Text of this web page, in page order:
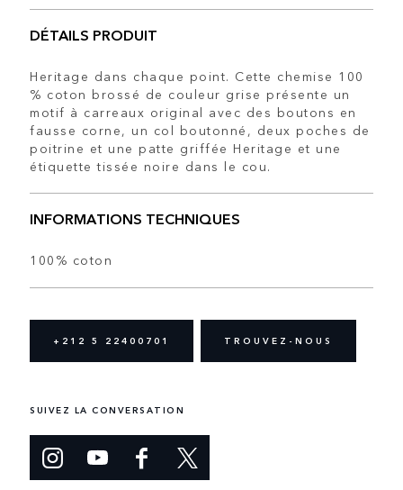
DÉTAILS PRODUIT
Heritage dans chaque point. Cette chemise 100
% coton brossé de couleur grise présente un
motif à carreaux original avec des boutons en
fausse corne, un col boutonné, deux poches de
poitrine et une patte griffée Heritage et une
étiquette tissée noire dans le cou.
INFORMATIONS TECHNIQUES
100% coton
+212 5 22400701 TROUVEZ-NOUS
SUIVEZ LA CONVERSATION